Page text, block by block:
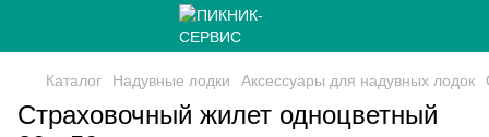
Каталог Надувные лодки Аксессуары для надувных лодок
Страховочный жилет одноцветный